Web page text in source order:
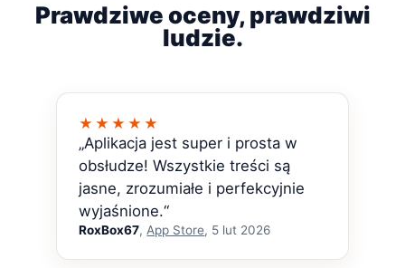
Prawdziwe oceny, prawdziwi
ludzie.
★★★★★
„Aplikacja jest super i prosta w
obsłudze! Wszystkie treści są
jasne, zrozumiałe i perfekcyjnie
wyjaśnione.“
RoxBox67, App Store, 5 lut 2026